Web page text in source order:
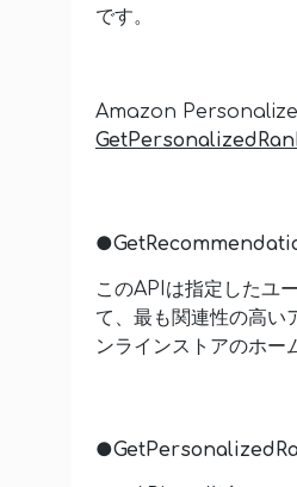
です。
Amazon Personalize
●
このAPIは指定したユ
て、最も関連性の高い
ンラインストアのホー
●